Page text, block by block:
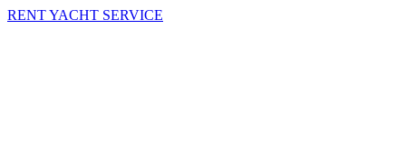
RENT YACHT SERVICE